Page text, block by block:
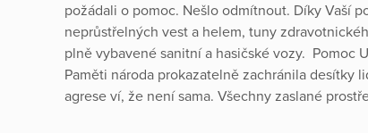
požádali o pomoc. Nešlo odmítnout. Díky Vaší
neprůstřelných vest a helem, tuny
plně vybavené sanitní a hasičské vozy. Pomoc
Paměti národa prokazatelně zachránila desítky
agrese ví, že není sama. Všechny zaslané